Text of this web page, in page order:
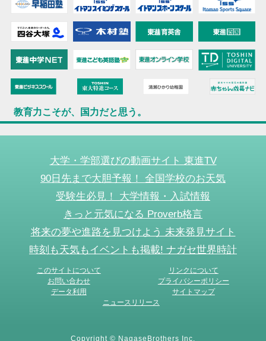
教育力こそが、国力だと思う。
大学・学部選びの動画サイト 東進TV
90日先まで大胆予報！ 全国学校のお天気
受験生必見！ 大学情報・入試情報
きっと元気になる Proverb格言
将来の夢や進路を見つけよう 未来発見サイト
時刻も天気もイベントも掲載! ナガセ世界時計
このサイトについて
リンクについて
お問い合わせ
プライバシーポリシー
データ利用
サイトマップ
ニュースリリース
Copyright © NagaseBrothers Inc.